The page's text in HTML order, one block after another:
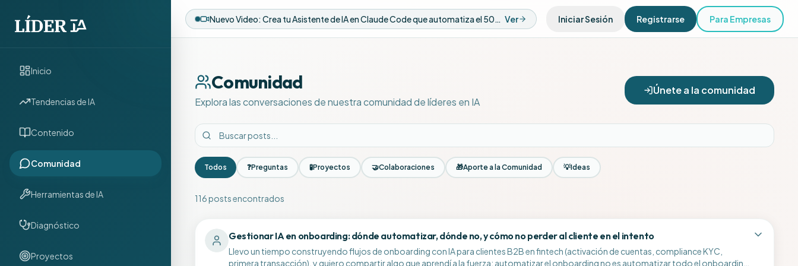
Inicio
Tendencias de IA
Contenido
Comunidad
Herramientas de IA
Diagnóstico
Proyectos
Ver Iniciar Sesión Registrarse Para Empresas
Comunidad
Explora las conversaciones de nuestra comunidad de líderes en IA
Únete a la comunidad
Todos ❓Preguntas 🧪Proyectos 🤝Colaboraciones 🎁Aporte a la Comunidad 💡Ideas
116posts encontrados
Gestionar IA en onboarding: dónde automatizar, dónde no, y cómo no perder al cliente en el intento
Llevo un tiempo construyendo flujos de onboarding con IA para clientes B2B en fintech (activación de cuentas, compliance KYC,
primera transacción), y quiero compartir algo que aprendí a la fuerza: automatizar el onboarding no es automatizar todo el onboarding.